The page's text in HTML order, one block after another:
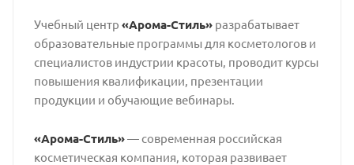
Учебный центр «Арома-Стиль»разрабатывает
образовательные программы для косметологов и
специалистов индустрии красоты, проводит курсы
повышения квалификации, презентации
продукции и обучающие вебинары.
«Арома-Стиль»— современная российская
косметическая компания, которая развивает